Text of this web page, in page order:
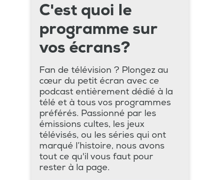
C'est quoi le
programme sur
vos écrans?
Fan de télévision ? Plongez au
cœur du petit écran avec ce
podcast entièrement dédié à la
télé et à tous vos programmes
préférés. Passionné par les
émissions cultes, les jeux
télévisés, ou les séries qui ont
marqué l’histoire, nous avons
tout ce qu'il vous faut pour
rester à la page.